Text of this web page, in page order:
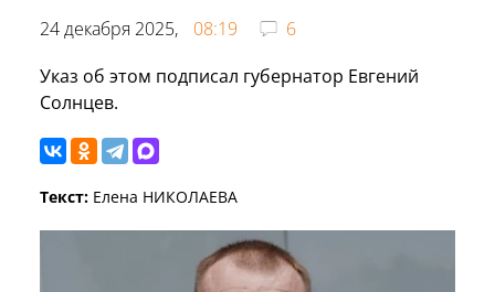
24 декабря 2025, 08:19
6
Указ об этом подписал губернатор Евгений
Солнцев.
Текст: Елена НИКОЛАЕВА